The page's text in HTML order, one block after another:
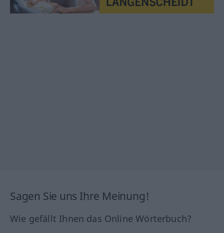
Sagen Sie uns Ihre Meinung!
Wie gefällt Ihnen das Online Wörterbuch?